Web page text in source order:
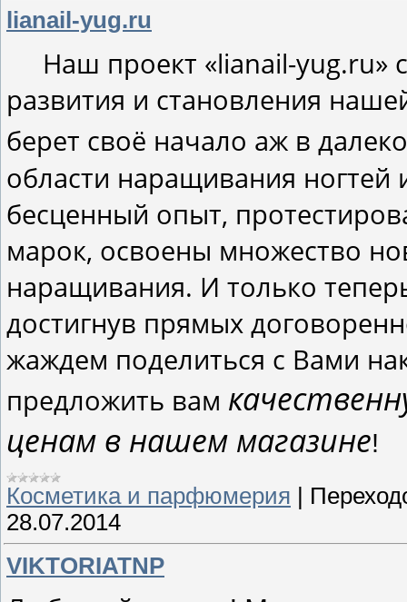
lianail-yug.ru
Наш проект «lianail-yug.ru»
развития и становления
берет своё начало аж в
области наращивания
бесценный опыт,
марок, освоены множество
наращивания. И только
достигнув прямых
жаждем поделиться с Вами
предложить вам
ценам в нашем магазине!
Косметика и парфюмерия
28.07.2014
VIKTORIATNP